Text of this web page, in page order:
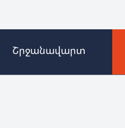
Շրջանավարտ